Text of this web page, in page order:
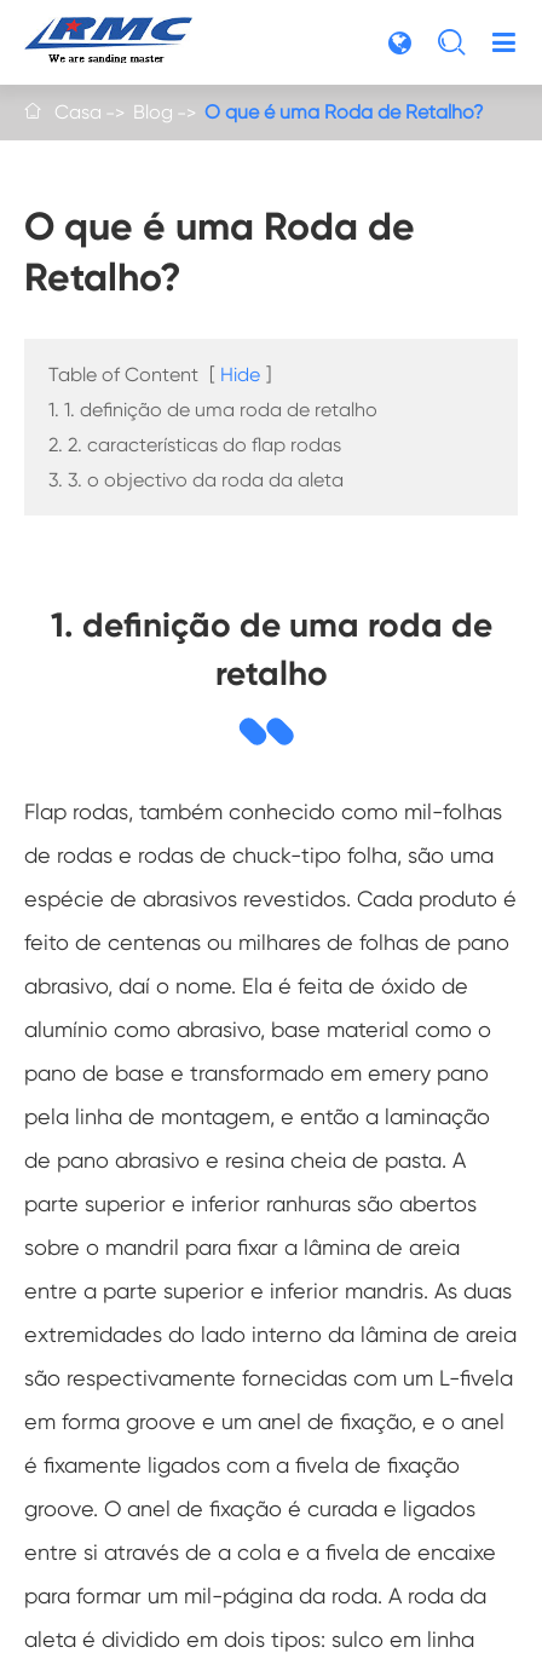

 Casa Blog O que é uma Roda de Retalho?
O que é uma Roda de
Retalho?
Table of Content [ Hide ]
1. 1. definição de uma roda de retalho
2. 2. características do flap rodas
3. 3. o objectivo da roda da aleta
1. definição de uma roda de
retalho
Flap rodas, também conhecido como mil-folhas
de rodas e rodas de chuck-tipo folha, são uma
espécie de abrasivos revestidos. Cada produto é
feito de centenas ou milhares de folhas de pano
abrasivo, daí o nome. Ela é feita de óxido de
alumínio como abrasivo, base material como o
pano de base e transformado em emery pano
pela linha de montagem, e então a laminação
de pano abrasivo e resina cheia de pasta. A
parte superior e inferior ranhuras são abertos
sobre o mandril para fixar a lâmina de areia
entre a parte superior e inferior mandris. As duas
extremidades do lado interno da lâmina de areia
são respectivamente fornecidas com um L-fivela
em forma groove e um anel de fixação, e o anel
é fixamente ligados com a fivela de fixação
groove. O anel de fixação é curada e ligados
entre si através de a cola e a fivela de encaixe
para formar um mil-página da roda. A roda da
aleta é dividido em dois tipos: sulco em linha